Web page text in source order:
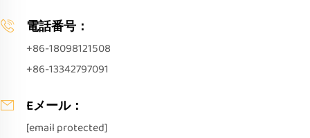
電話番号：
+86-18098121508
+86-13342797091
Eメール：
[email protected]